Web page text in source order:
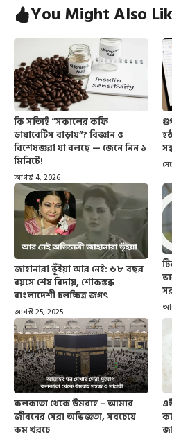
You Might Also
কি সত্যিই “সকালের কফি
ডায়াবেটিস বাড়ায়”? বিজ্ঞান ও
বিশেষজ্ঞরা যা বলছে — জেনে নিন ১
মিনিটে!
আগস্ট 4, 2026
জাহানারা ভূঁইয়া আর নেই: ৬৮ বছর
বয়সে শেষ বিদায়, শোকস্তব্ধ
বাংলাদেশী চলচ্চিত্র জগৎ
আগস্ট 25, 2025
কলকাতা থেকে উমরাহ – আমার
জীবনের সেরা অভিজ্ঞতা, সবচেয়ে
কম খরচে